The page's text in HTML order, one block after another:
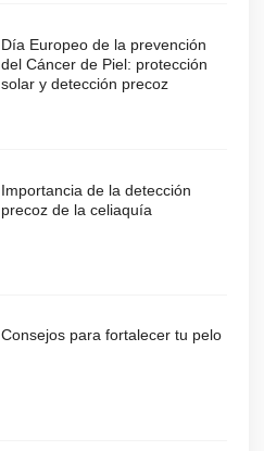
Día Europeo de la prevención
del Cáncer de Piel: protección
solar y detección precoz
Importancia de la detección
precoz de la celiaquía
Consejos para fortalecer tu pelo